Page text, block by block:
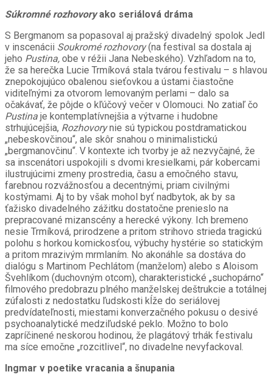
Súkromné rozhovoryako seriálová dráma
S Bergmanom sa popasoval aj pražský divadelný spolok Jedl
v inscenácii Soukromé rozhovory(na festival sa dostala aj
jeho Pustina, obe v réžii Jana Nebeského). Vzhľadom na to,
že sa herečka Lucie Trmíková stala tvárou festivalu – s hlavou
znepokojujúco obalenou sieťovkou a ústami čiastočne
viditeľnými za otvorom lemovaným perlami – dalo sa
očakávať, že pôjde o kľúčový večer v Olomouci. No zatiaľ čo
Pustina je kontemplatívnejšia a výtvarne i hudobne
strhujúcejšia, Rozhovorynie sú typickou postdramatickou
„nebeskovčinou“, ale skôr snahou o minimalistickú
„bergmanovčinu“. V kontexte ich tvorby je až nezvyčajné, že
sa inscenátori uspokojili s dvomi kresielkami, pár kobercami
ilustrujúcimi zmeny prostredia, času a emočného stavu,
farebnou rozvážnosťou a decentnými, priam civilnými
kostýmami. Aj to by však mohol byť nadbytok, ak by sa
ťažisko divadelného zážitku dostatočne prenieslo na
prepracované mizanscény a herecké výkony. Ich bremeno
nesie Trmíková, prirodzene a pritom strihovo strieda tragickú
polohu s horkou komickosťou, výbuchy hystérie so statickým
a pritom mrazivým mrmlaním. No akonáhle sa dostáva do
dialógu s Martinom Pechlátom (manželom) alebo s Aloisom
Švehlíkom (duchovným otcom), charakteristické „suchopárno“
filmového predobrazu plného manželskej deštrukcie a totálnej
zúfalosti z nedostatku ľudskosti kĺže do seriálovej
predvídateľnosti, miestami konverzačného pokusu o desivé
psychoanalytické medziľudské peklo. Možno to bolo
zapríčinené neskorou hodinou, že plagátový trhák festivalu
ma síce emočne „rozcitlivel“, no divadelne nevyfackoval.
Ingmar v poetike vracania a šnupania